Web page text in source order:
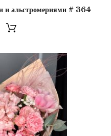
и альстромериями # 364